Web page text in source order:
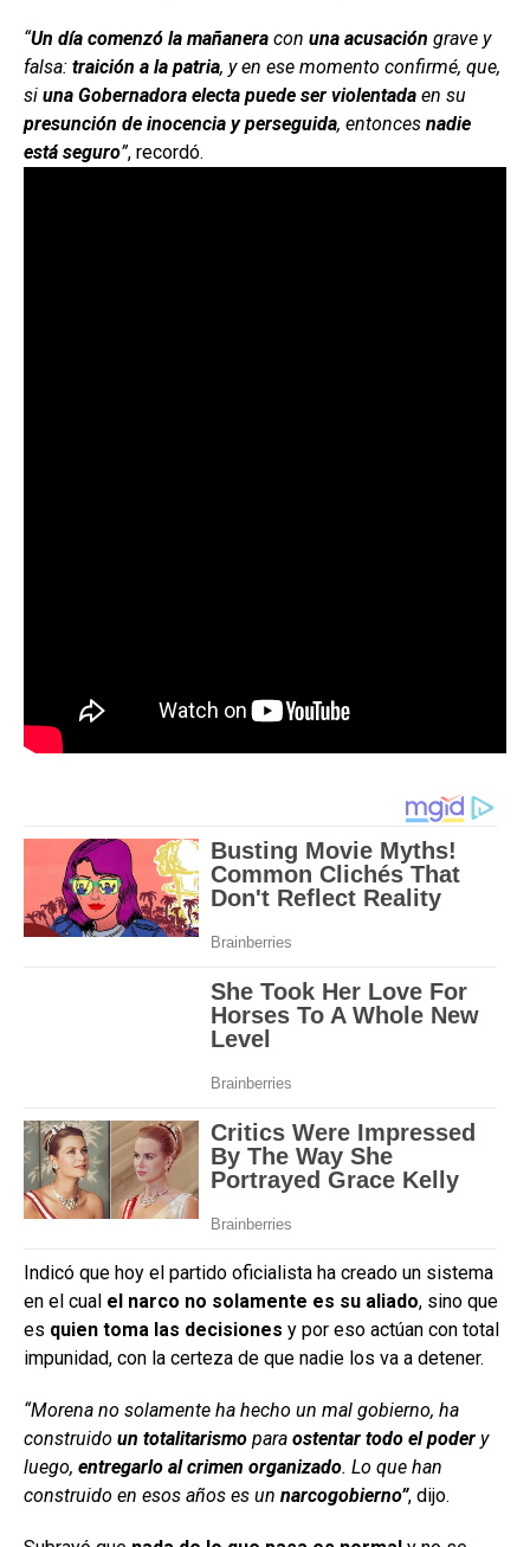
“Un día comenzó la mañanera con una acusación grave y
falsa: traición a la patria, y en ese momento confirmé, que,
si una Gobernadora electa puede ser violentada en su
presunción de inocencia y perseguida, entonces nadie
está seguro”, recordó.
Indicó que hoy el partido oficialista ha creado un sistema
en el cual el narco no solamente es su aliado, sino que
es quien toma las decisiones y por eso actúan con total
impunidad, con la certeza de que nadie los va a detener.
“Morena no solamente ha hecho un mal gobierno, ha
construido un totalitarismo para ostentar todo el poder y
luego, entregarlo al crimen organizado. Lo que han
construido en esos años es un narcogobierno”, dijo.